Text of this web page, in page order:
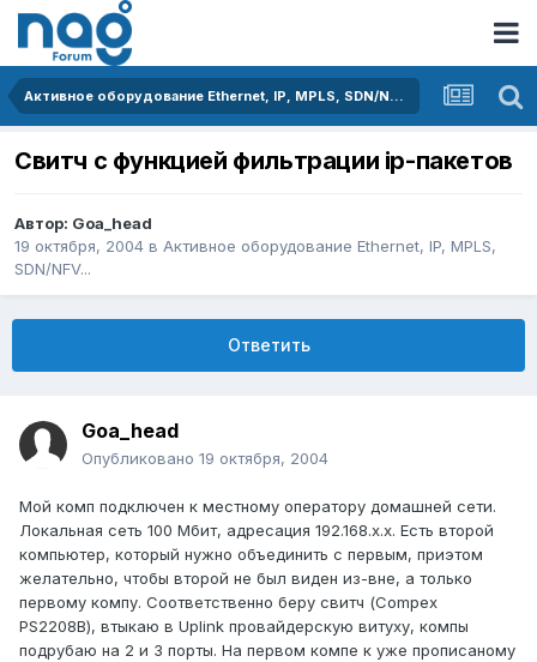
Активное оборудование Ethernet, IP, MPLS, SDN/NFV...
Свитч с функцией фильтрации ip-пакетов
Автор: Goa_head
19 октября, 2004 в Активное оборудование Ethernet, IP, MPLS,
SDN/NFV...
Ответить
Goa_head
Опубликовано 19 октября, 2004
Мой комп подключен к местному оператору домашней сети.
Локальная сеть 100 Мбит, адресация 192.168.х.х. Есть второй
компьютер, который нужно объединить с первым, приэтом
желательно, чтобы второй не был виден из-вне, а только
первому компу. Соответственно беру свитч (Compex
PS2208B), втыкаю в Uplink провайдерскую витуху, компы
подрубаю на 2 и 3 порты. На первом компе к уже прописаному